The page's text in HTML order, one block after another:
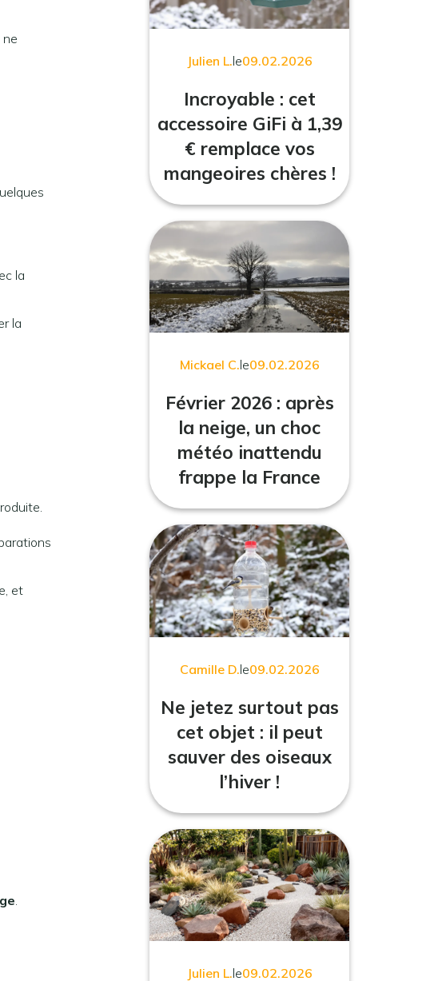
ne
la
la
et
.
Julien L.le09.02.2026
Incroyable : cet
accessoire GiFi à 1,39
€ remplace vos
mangeoires chères !
Mickael C.le09.02.2026
Février 2026 : après
la neige, un choc
météo inattendu
frappe la France
Camille D.le09.02.2026
Ne jetez surtout pas
cet objet : il peut
sauver des oiseaux
l’hiver !
Julien L.le09.02.2026